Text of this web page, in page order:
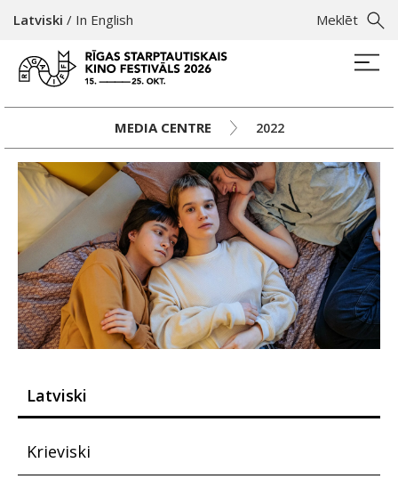
Meklēt
Latviski / In English
MEDIA CENTRE 2022
Latviski
Krieviski